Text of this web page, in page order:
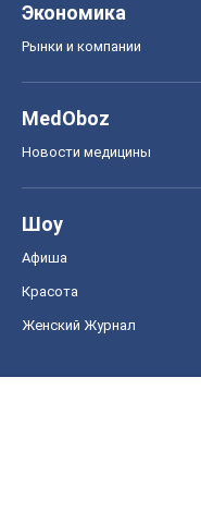
Экономика
Рынки и компании
MedOboz
Новости медицины
Шоу
Афиша
Красота
Женский Журнал